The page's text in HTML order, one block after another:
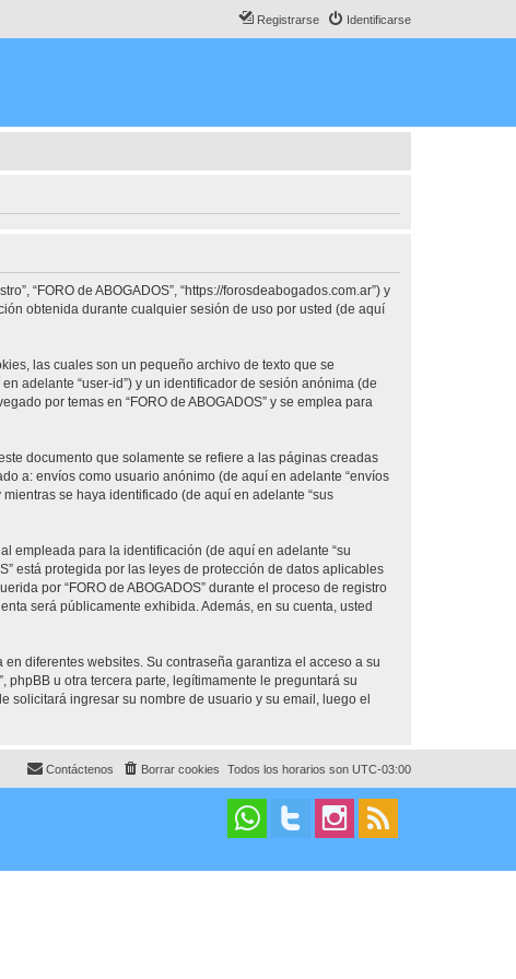
Identificarse
Registrarse
“FORO de ABOGADOS”, “https://forosdeabogados.com.ar”) y
obtenida durante cualquier sesión de uso por usted (de aquí
las cuales son un pequeño archivo de texto que se
adelante “user-id”) y un identificador de sesión anónima (de
por temas en “FORO de ABOGADOS” y se emplea para
documento que solamente se refiere a las páginas creadas
a: envíos como usuario anónimo (de aquí en adelante “envíos
se haya identificado (de aquí en adelante “sus
empleada para la identificación (de aquí en adelante “su
está protegida por las leyes de protección de datos aplicables
por “FORO de ABOGADOS” durante el proceso de registro
será públicamente exhibida. Además, en su cuenta, usted
diferentes websites. Su contraseña garantiza el acceso a su
phpBB u otra tercera parte, legítimamente le preguntará su
solicitará ingresar su nombre de usuario y su email, luego el
Todos los horarios son UTC-03:00
Borrar cookies
Contáctenos